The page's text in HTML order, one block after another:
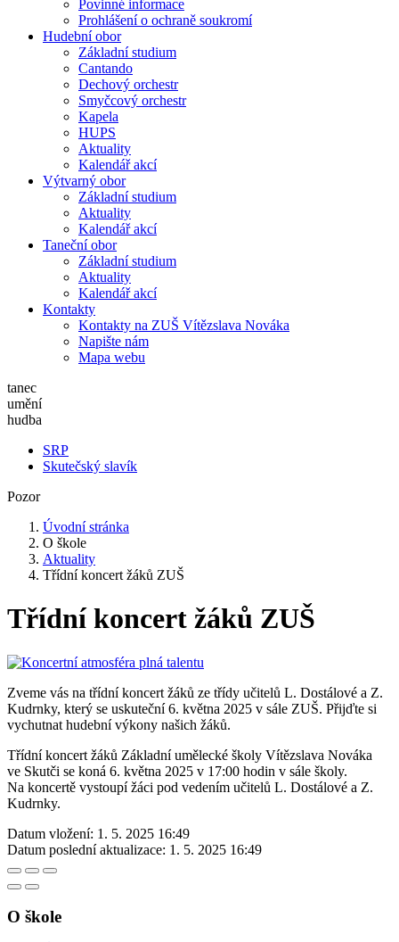
Povinné informace
Prohlášení o ochraně soukromí
Hudební obor
Základní studium
Cantando
Dechový orchestr
Smyčcový orchestr
Kapela
HUPS
Aktuality
Kalendář akcí
Výtvarný obor
Základní studium
Aktuality
Kalendář akcí
Taneční obor
Základní studium
Aktuality
Kalendář akcí
Kontakty
Kontakty na ZUŠ Vítězslava Nováka
Napište nám
Mapa webu
tanec
umění
hudba
SRP
Skutečský slavík
Pozor
Úvodní stránka
O škole
Aktuality
Třídní koncert žáků ZUŠ
Třídní koncert žáků ZUŠ
Zveme vás na třídní koncert žáků ze třídy učitelů L. Dostálové a Z.
Kudrnky, který se uskuteční 6. května 2025 v sále ZUŠ. Přijďte si
vychutnat hudební výkony našich žáků.
Třídní koncert žáků Základní umělecké školy Vítězslava Nováka
ve Skutči se koná 6. května 2025 v 17:00 hodin v sále školy.
Na koncertě vystoupí žáci pod vedením učitelů L. Dostálové a Z.
Kudrnky.
Datum vložení: 1. 5. 2025 16:49
Datum poslední aktualizace: 1. 5. 2025 16:49
O škole